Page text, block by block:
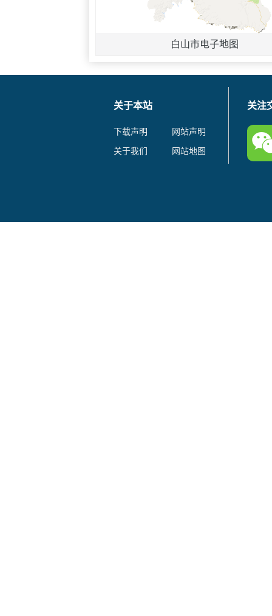
白山市电子地图
关于本站
下载声明
网站声明
关于我们
网站地图
关注